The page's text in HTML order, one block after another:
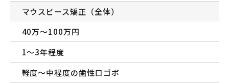
マウスピース矯正（全体）
40万〜100万円
1〜3年程度
軽度〜中程度の歯性口ゴボ